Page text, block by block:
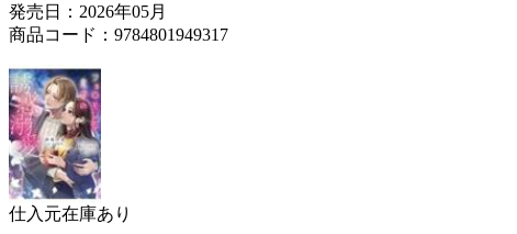
発売日：2026年05月
商品コード：9784801949317
仕入元在庫あり